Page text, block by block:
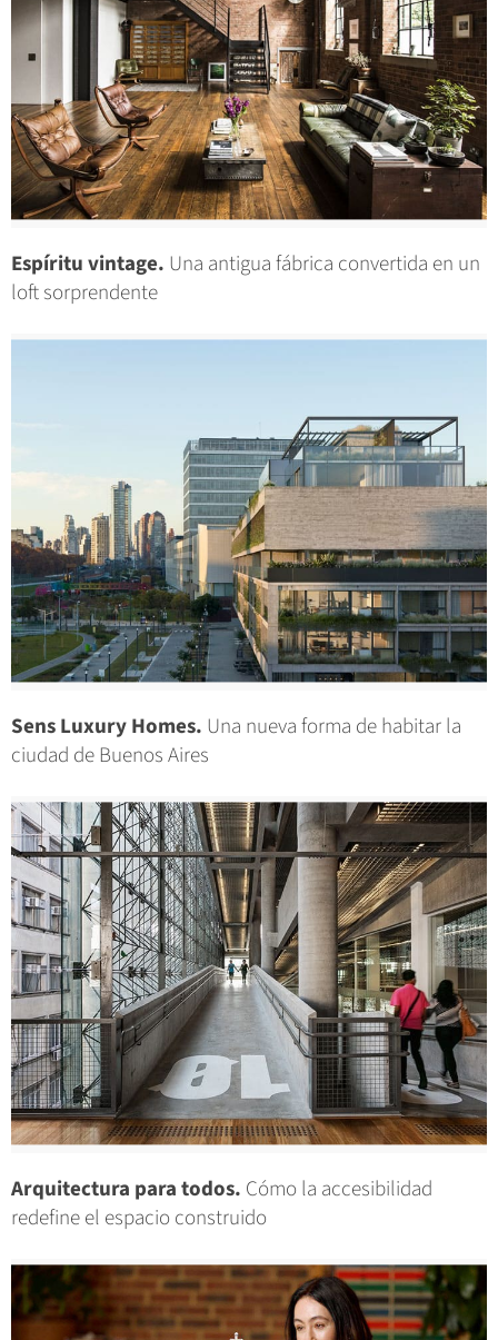
Espíritu vintage. Una antigua fábrica convertida en un
loft sorprendente
Sens Luxury Homes. Una nueva forma de habitar la
ciudad de Buenos Aires
Arquitectura para todos. Cómo la accesibilidad
redefine el espacio construido